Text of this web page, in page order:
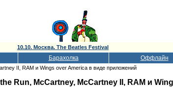
10.10. Москва. The Beatles Festival
Барахолка Оффлайн
II, RAM и Wings over America в виде приложений
Run, McCartney, McCartney II, RAM и